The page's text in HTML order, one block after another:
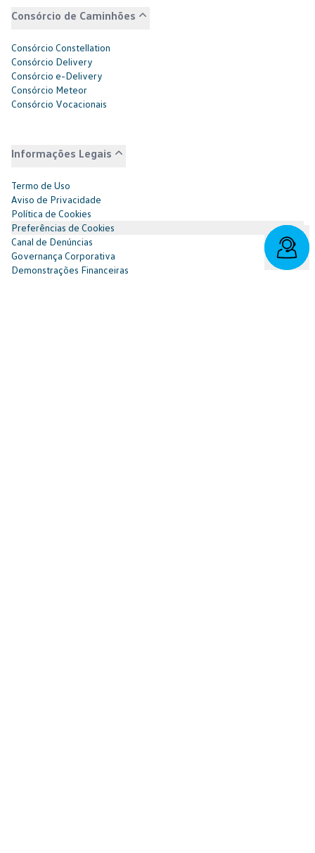
Consórcio de Caminhões
Consórcio Constellation
Consórcio Delivery
Consórcio e-Delivery
Consórcio Meteor
Consórcio Vocacionais
Informações Legais
Termo de Uso
Aviso de Privacidade
Política de Cookies
Preferências de Cookies
Canal de Denúncias
Governança Corporativa
Demonstrações Financeiras